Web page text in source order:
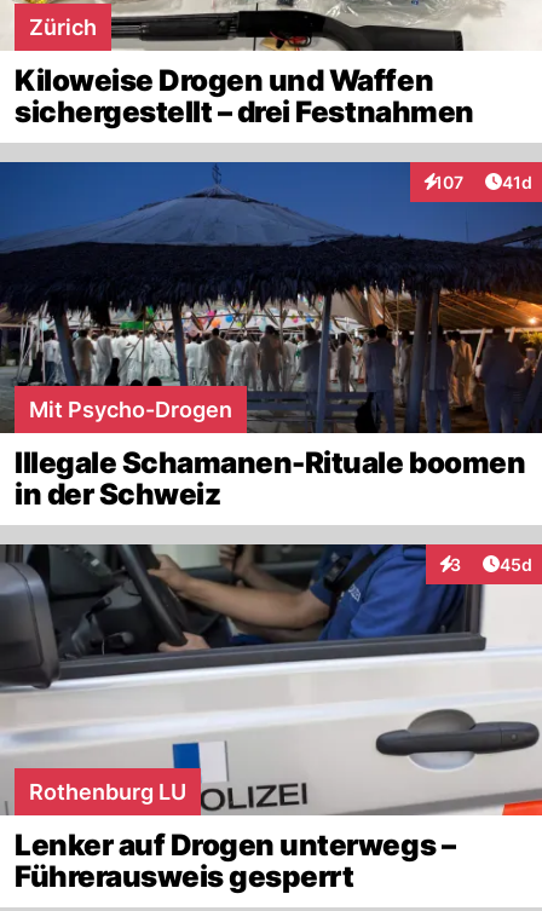
Zürich
Kiloweise Drogen und Waffen
sichergestellt – drei Festnahmen
107
Interaktionen
41d
Mit Psycho-Drogen
Illegale Schamanen-Rituale boomen
in der Schweiz
3
Interaktionen
45d
Rothenburg LU
Lenker auf Drogen unterwegs –
Führerausweis gesperrt